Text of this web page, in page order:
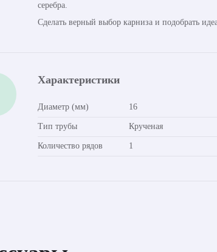
серебра.
Сделать верный выбор карниза и подобрать
Характеристики
Диаметр (мм) 16
Тип трубы Крученая
Количество рядов 1